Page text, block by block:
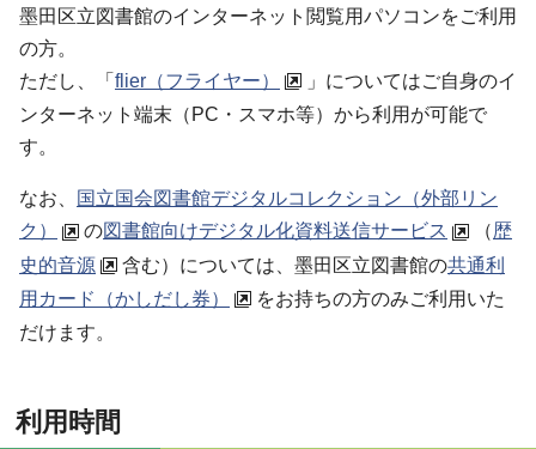
墨田区立図書館のインターネット閲覧用パソコンをご利用
の方。
ただし、「 flier（フライヤー）
」についてはご自身のイ
ンターネット端末（PC・スマホ等）から利用が可能で
す。
なお、
国立国会図書館デジタルコレクション（外部リン
ク）
の図書館向けデジタル化資料送信サービス （歴
史的音源
含む）については、墨田区立図書館の共通利
用カード（かしだし券）
をお持ちの方のみご利用いた
だけます。
利用時間